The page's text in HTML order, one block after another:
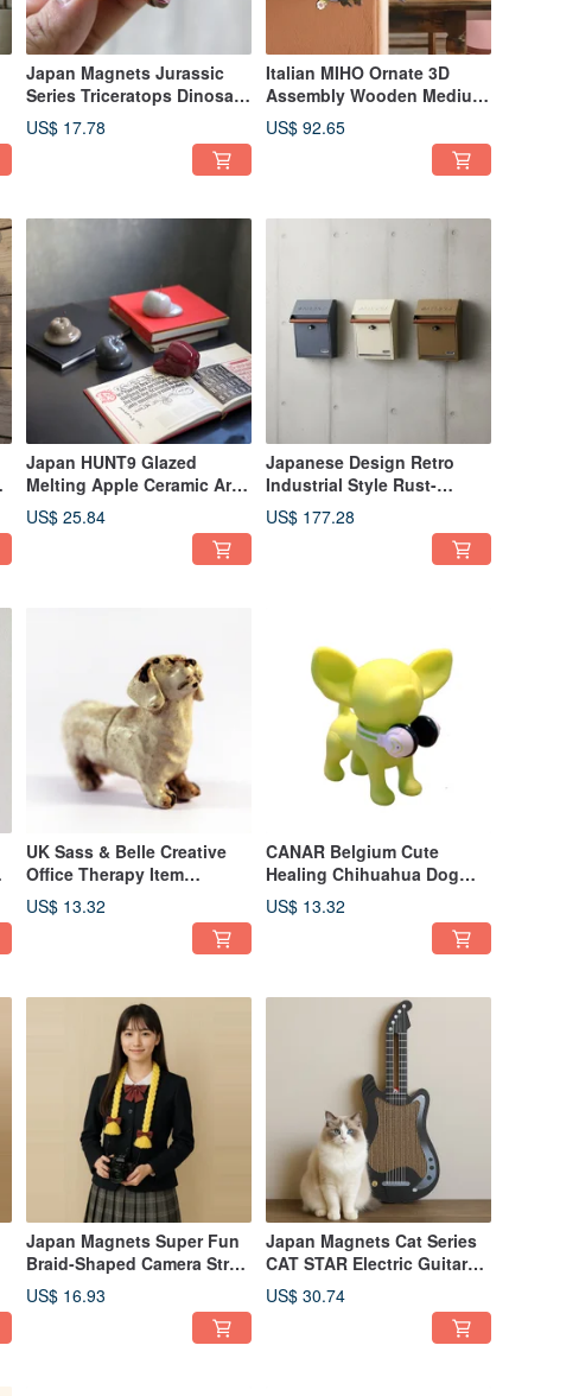
Japan Magnets Jurassic
Series Triceratops Dinosaur
Shaped Paperclip Holder
US$ 17.78
Italian MIHO Ornate 3D
Assembly Wooden Medium
Torii Gate Hanging / Wall
Decor (Dunnock's Return -
US$ 92.65
Japan HUNT9 Glazed
Melting Apple Ceramic Art
Ornament / Paperweight /
Incense Holder (Fruit of
US$ 25.84
Japanese Design Retro
Industrial Style Rust-
Resistant Steel Plate Wall-
Mounted Lockable Outdoor
US$ 177.28
UK Sass & Belle Creative
Office Therapy Item
Distressed Dog Butt
Magnet Set
US$ 13.32
CANAR Belgium Cute
Healing Chihuahua Dog
Tote Bag Shaped Money
Box (Green)
US$ 13.32
Japan Magnets Super Fun
Braid-Shaped Camera Strap
(Golden)
US$ 16.93
Japan Magnets Cat Series
CAT STAR Electric Guitar
Shaped Super Rock Cat
Scratching Board
US$ 30.74